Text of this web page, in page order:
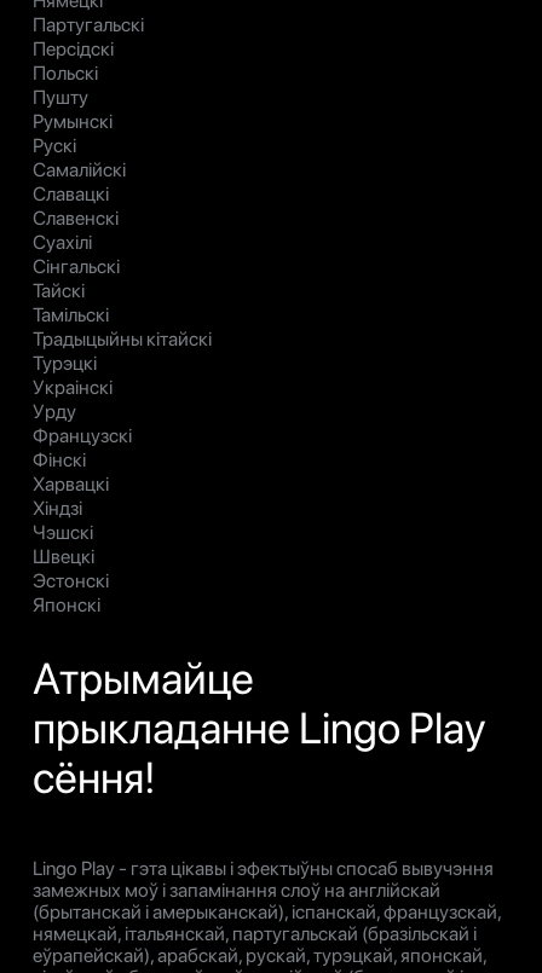
Партугальскі
Персідскі
Польскі
Пушту
Румынскі
Рускі
Самалійскі
Славацкі
Славенскі
Суахілі
Сінгальскі
Тайскі
Тамільскі
Традыцыйны кітайскі
Турэцкі
Украінскі
Урду
Французскі
Фінскі
Харвацкі
Хіндзі
Чэшскі
Швецкі
Эстонскі
Японскі
Атрымайце
прыкладанне Lingo Play
сёння!
Lingo Play - гэта цікавы і эфектыўны спосаб вывучэння
замежных моў і запамінання слоў на англійскай
(брытанскай і амерыканскай), іспанскай, французскай,
нямецкай, італьянскай, партугальскай (бразільскай і
еўрапейскай), арабскай, рускай, турэцкай, японскай,